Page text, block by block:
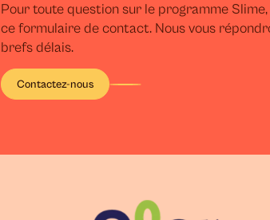
Pour toute question sur le programme
ce formulaire de contact. Nous vous
brefs délais.
Contactez-nous